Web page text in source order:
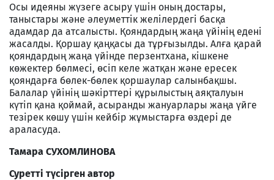
Осы идеяны жүзеге асыру үшін оның достары,
таныстары және әлеуметтік желілердегі басқа
адамдар да атсалысты. Қояндардың жаңа үйінің едені
жасалды. Қоршау қаңқасы да тұрғызылды. Алға қарай
қояндардың жаңа үйінде перзентхана, кішкене
көжектер бөлмесі, өсіп келе жатқан және ересек
қояндарға бөлек-бөлек қоршаулар салынбақшы.
Балалар үйінің шәкірттері құрылыстың аяқталуын
күтіп қана қоймай, асыранды жануарлары жаңа үйге
тезірек көшу үшін кейбір жұмыстарға өздері де
араласуда.
Тамара СУХОМЛИНОВА
Суретті түсірген автор